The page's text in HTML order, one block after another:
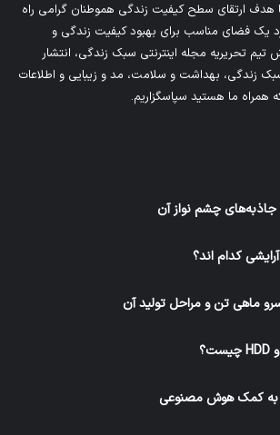
با هدف ارتقای سطح کیفیت زندگی هموطنان گرامی راه
یک فضای مناسب برای بهبود کیفیت زندگی و
تحریریه مجله اینترنتی سبک زندگی، انتشار
زندگی، بهداشت و سلامت، مد و زیبایی و اطلاعات
همراه ما هستید سپاسگزاریم.
جاذبه‌های چشم‌ نواز آن
کدام اند؟
ماهی تن و مراحل تولید آن
به کمک هوش مصنوعی